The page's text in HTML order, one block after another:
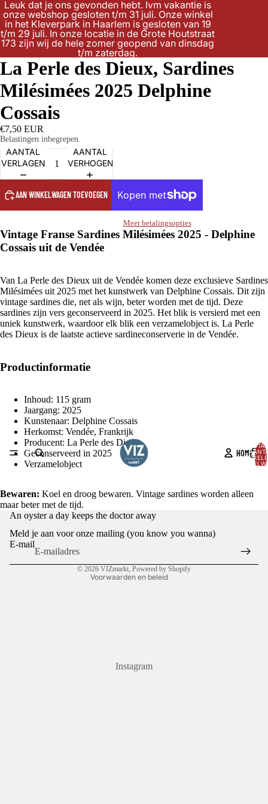
Leuk dat je ons gevonden hebt. Ivm vakantie is
onze webshop gesloten t/m 31 juli. Onze winkel
in het Kleverpark in Haarlem is gesloten van 19
t/m 29 juli. In onze locatie in de Grote Houtstraat
173 zijn wij de hele zomer geopend van dinsdag
t/m zaterdag.
HOME
OPENEN
IN
VOLLEDIG
La Perle des Dieux, Sardines
Milésimées 2025 Delphine
Cossais
€7,50 EUR
Belastingen inbegrepen.
AANTAL
VERLAGEN
AANTAL
VERHOGEN
AAN WINKELWAGEN TOEVOEGEN
Meer betalingsopties
Vintage Franse Sardines Milésimées 2025 - Delphine
Cossais uit de Vendée
Van La Perle des Dieux uit de Vendée komen deze exclusieve Sardines
Milésimées uit 2025 met het kunstwerk van Delphine Cossais. Dit zijn
vintage sardines die, net als wijn, beter worden met de tijd. Deze
sardines zijn vers geconserveerd in 2025. Het blik is versierd met een
uniek kunstwerk, waardoor elk blik een verzamelobject is. La Perle
des Dieux is de laatste actieve sardineconserverie in de Vendée.
Productinformatie
Inhoud: 115 gram
Jaargang: 2025
Kunstenaar: Delphine Cossais
Herkomst: Vendée, Frankrijk
Producent: La Perle des Dieux
Geconserveerd in 2025
Verzamelobject
Bewaren: Koel en droog bewaren. Vintage sardines worden alleen
maar beter met de tijd.
An oyster a day keeps the doctor away
Meld je aan voor onze mailing (you know you wanna)
E-mail
© 2026 VIZmarkt, Powered by Shopify
Voorwaarden en beleid
Privacybeleid
Terugbetalingsbeleid
Algemene voorwaarden
Contactgegevens
Instagram